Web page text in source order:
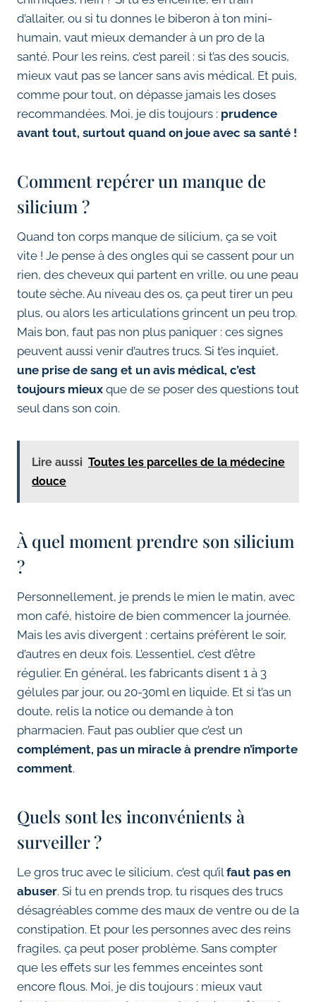
d’allaiter, ou si tu donnes le biberon à ton mini-
humain, vaut mieux demander à un pro de la
santé. Pour les reins, c’est pareil : si t’as des soucis,
mieux vaut pas se lancer sans avis médical. Et puis,
comme pour tout, on dépasse jamais les doses
recommandées. Moi, je dis toujours : prudence
avant tout, surtout quand on joue avec sa santé !
Comment repérer un manque de
silicium ?
Quand ton corps manque de silicium, ça se voit
vite ! Je pense à des ongles qui se cassent pour un
rien, des cheveux qui partent en vrille, ou une peau
toute sèche. Au niveau des os, ça peut tirer un peu
plus, ou alors les articulations grincent un peu trop.
Mais bon, faut pas non plus paniquer : ces signes
peuvent aussi venir d’autres trucs. Si t’es inquiet,
une prise de sang et un avis médical, c’est
toujours mieux que de se poser des questions tout
seul dans son coin.
Lire aussi Toutes les parcelles de la médecine
douce
À quel moment prendre son silicium
?
Personnellement, je prends le mien le matin, avec
mon café, histoire de bien commencer la journée.
Mais les avis divergent : certains préfèrent le soir,
d’autres en deux fois. L’essentiel, c’est d’être
régulier. En général, les fabricants disent 1 à 3
gélules par jour, ou 20-30ml en liquide. Et si t’as un
doute, relis la notice ou demande à ton
pharmacien. Faut pas oublier que c’est un
complément, pas un miracle à prendre n’importe
comment.
Quels sont les inconvénients à
surveiller ?
Le gros truc avec le silicium, c’est qu’ilfaut pas en
abuser. Si tu en prends trop, tu risques des trucs
désagréables comme des maux de ventre ou de la
constipation. Et pour les personnes avec des reins
fragiles, ça peut poser problème. Sans compter
que les effets sur les femmes enceintes sont
encore flous. Moi, je dis toujours : mieux vaut